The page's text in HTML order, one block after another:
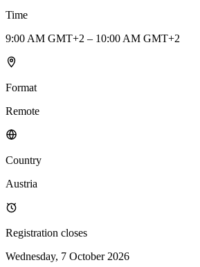
Time
9:00 AM GMT+2 – 10:00 AM GMT+2
Format
Remote
Country
Austria
Registration closes
Wednesday, 7 October 2026